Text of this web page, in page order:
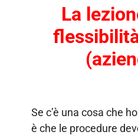
La
Se c’è una cosa che
è che le procedure